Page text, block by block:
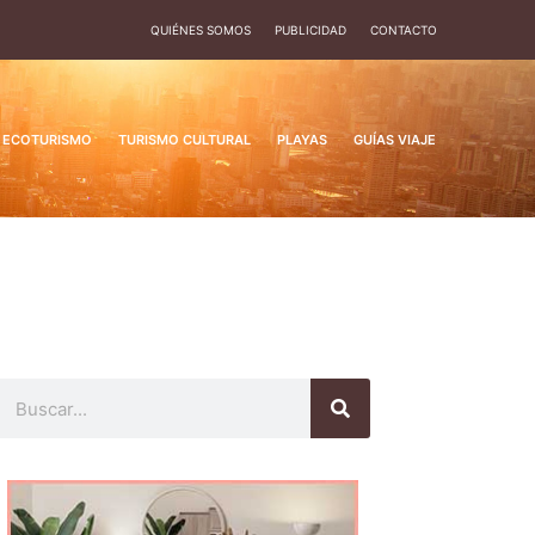
QUIÉNES SOMOS PUBLICIDAD CONTACTO
ECOTURISMO TURISMO CULTURAL PLAYAS GUÍAS VIAJE